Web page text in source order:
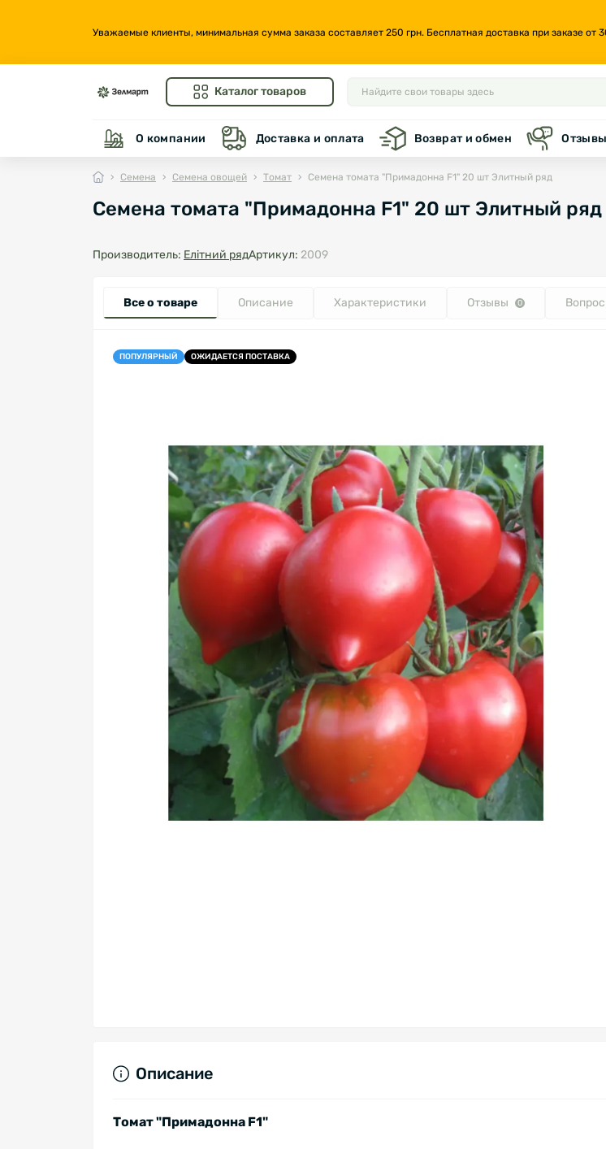
Уважаемые клиенты, минимальная сумма заказа составляет 250 грн. Бесплатная доставка при заказе от
Каталог товаров
О компании Доставка и оплата Возврат и обмен Отзывы
Семена Семена овощей Томат Семена томата "Примадонна F1" 20 шт Элитный ряд
Семена томата "Примадонна F1" 20 шт Элитный ряд
Производитель: Елітний рядАртикул: 2009
Все о товаре Описание Характеристики Отзывы 0
ПОПУЛЯРНЫЙ ОЖИДАЕТСЯ ПОСТАВКА
Описание
Томат "Примадонна F1"